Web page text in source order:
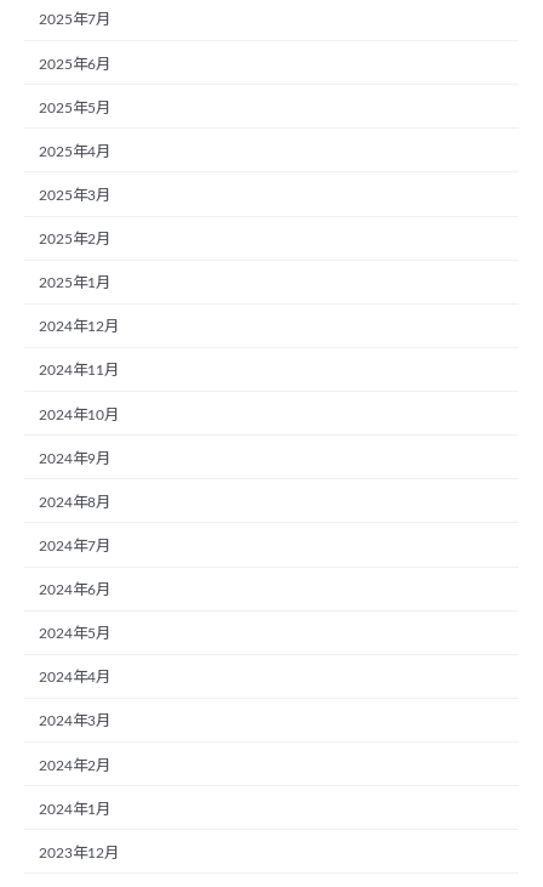
2025年7月
2025年6月
2025年5月
2025年4月
2025年3月
2025年2月
2025年1月
2024年12月
2024年11月
2024年10月
2024年9月
2024年8月
2024年7月
2024年6月
2024年5月
2024年4月
2024年3月
2024年2月
2024年1月
2023年12月